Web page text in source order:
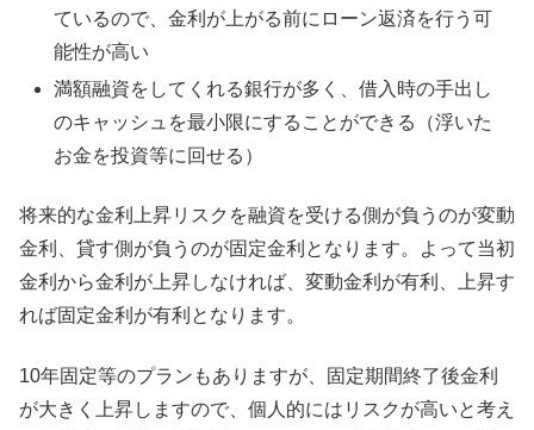
ているので、金利が上がる前にローン返済を行う可
能性が高い
満額融資をしてくれる銀行が多く、借入時の手出し
のキャッシュを最小限にすることができる（浮いた
お金を投資等に回せる）
将来的な金利上昇リスクを融資を受ける側が負うのが変動
金利、貸す側が負うのが固定金利となります。よって当初
金利から金利が上昇しなければ、変動金利が有利、上昇す
れば固定金利が有利となります。
10年固定等のプランもありますが、固定期間終了後金利
が大きく上昇しますので、個人的にはリスクが高いと考え